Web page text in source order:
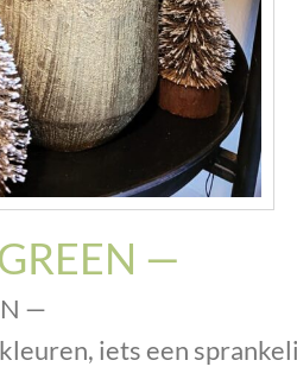
—
—
iets een